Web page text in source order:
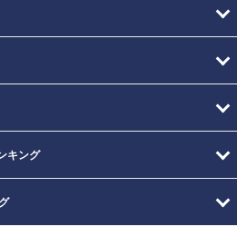
キング